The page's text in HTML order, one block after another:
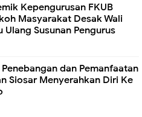
Kepengurusan FKUB
Masyarakat Desak Wali
Ulang Susunan Pengurus
dan Pemanfaatan
Siosar Menyerahkan Diri Ke